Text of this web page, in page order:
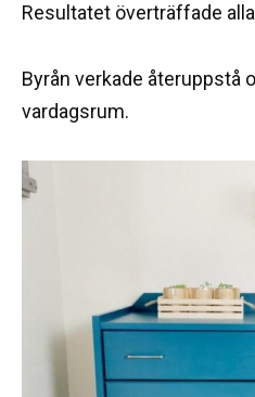
Resultatet överträffade
Byrån verkade återuppstå
vardagsrum.